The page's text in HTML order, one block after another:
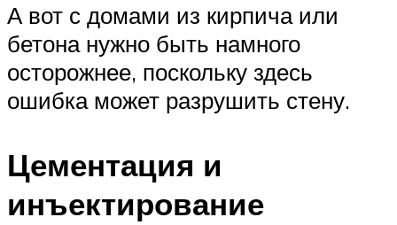
А вот с домами из кирпича или
бетона нужно быть намного
осторожнее, поскольку здесь
ошибка может разрушить стену.
Цементация и
инъектирование